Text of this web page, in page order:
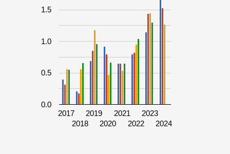
2017
2018
2019
2020
2021
2022
2023
2024
0.0
0.5
1.0
1.5